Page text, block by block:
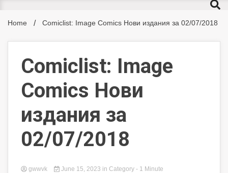
Home Comiclist: Image Comics Нови издания за 02/07/2018
Comiclist: Image
Comics Нови
издания за
02/07/2018
gwwvk June 15, 2023 in Category - 1 Minute